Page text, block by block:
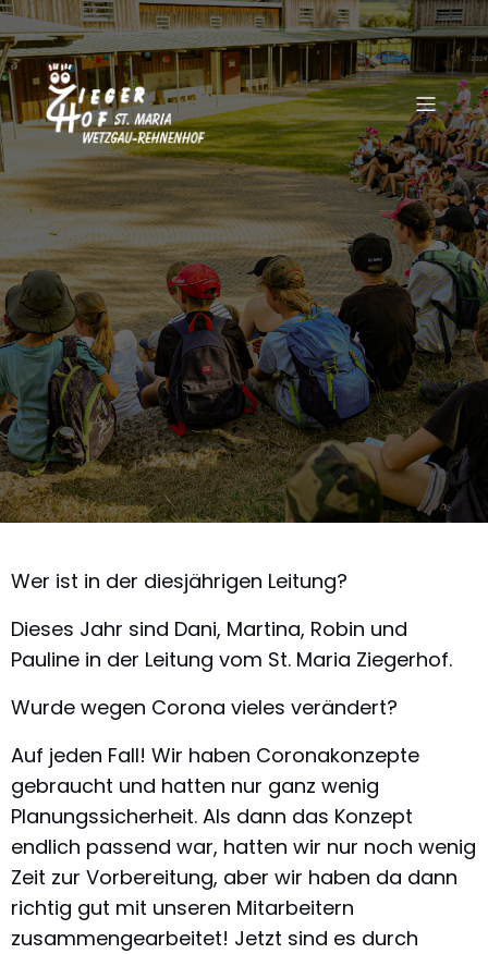
Wer ist in der diesjährigen Leitung?
Dieses Jahr sind Dani, Martina, Robin und
Pauline in der Leitung vom St. Maria Ziegerhof.
Wurde wegen Corona vieles verändert?
Auf jeden Fall! Wir haben Coronakonzepte
gebraucht und hatten nur ganz wenig
Planungssicherheit. Als dann das Konzept
endlich passend war, hatten wir nur noch wenig
Zeit zur Vorbereitung, aber wir haben da dann
richtig gut mit unseren Mitarbeitern
zusammengearbeitet! Jetzt sind es durch